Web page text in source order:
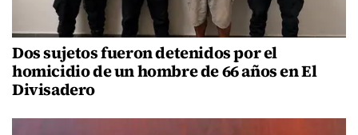
Dos sujetos fueron detenidos por el
homicidio de un hombre de 66 años en El
Divisadero